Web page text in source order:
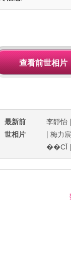
最新前
世相片
李靜怡
| 梅力宸
��СĪ